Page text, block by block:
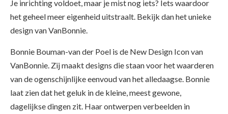
Je inrichting voldoet, maar je mist nog iets? Iets waardoor
het geheel meer eigenheid uitstraalt. Bekijk dan het unieke
design van VanBonnie.
Bonnie Bouman-van der Poel is de New Design Icon van
VanBonnie. Zij maakt designs die staan voor het waarderen
van de ogenschijnlijke eenvoud van het alledaagse. Bonnie
laat zien dat het geluk in de kleine, meest gewone,
dagelijkse dingen zit. Haar ontwerpen verbeelden in